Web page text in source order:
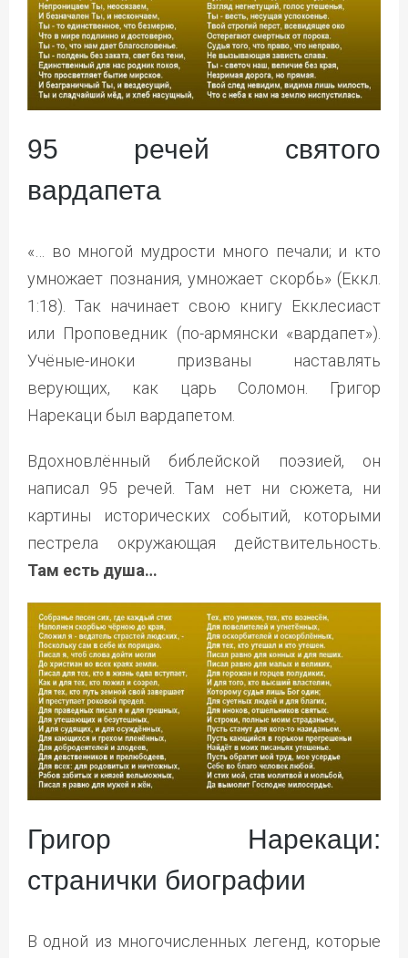
95 речей святого
вардапета
«… во многой мудрости много печали; и кто
умножает познания, умножает скорбь» (Еккл.
1:18). Так начинает свою книгу Екклесиаст
или Проповедник (по-армянски «вардапет»).
Учёные-иноки призваны наставлять
верующих, как царь Соломон. Григор
Нарекаци был вардапетом.
Вдохновлённый библейской поэзией, он
написал 95 речей. Там нет ни сюжета, ни
картины исторических событий, которыми
пестрела окружающая действительность.
Там есть душа…
Григор Нарекаци:
странички биографии
В одной из многочисленных легенд, которые